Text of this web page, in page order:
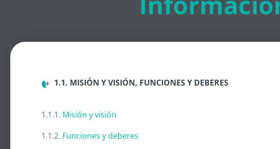
1.1. MISIÓN Y VISIÓN, FUNCIONES Y DEBERES
1.1.1. Misión y visión
1.1.2. Funciones y deberes